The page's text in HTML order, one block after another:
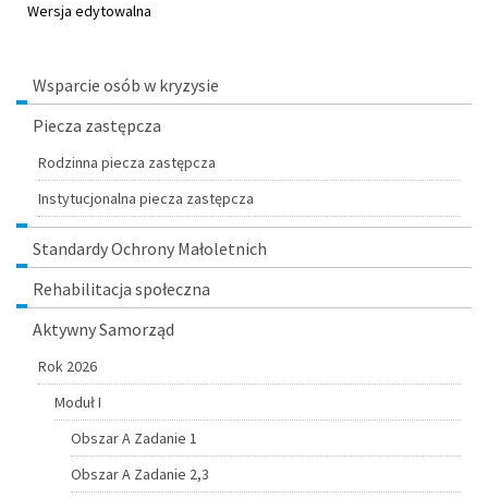
Wersja edytowalna
Menu
Wsparcie osób w kryzysie
Piecza zastępcza
Rodzinna piecza zastępcza
Instytucjonalna piecza zastępcza
Standardy Ochrony Małoletnich
Rehabilitacja społeczna
Aktywny Samorząd
Rok 2026
Moduł I
Obszar A Zadanie 1
Obszar A Zadanie 2,3